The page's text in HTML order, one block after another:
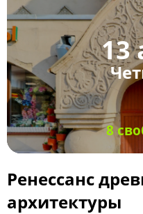
13
8
Ренессанс
архитектуры